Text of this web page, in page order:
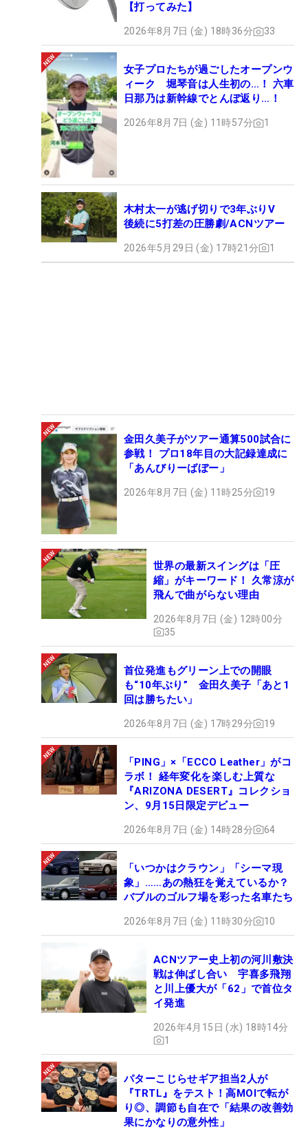
【打ってみた】
2026年8月7日 (金) 18時36分 33
女子プロたちが過ごしたオープンウ
ィーク 堀琴音は人生初の…！ 六車
日那乃は新幹線でとんぼ返り…！
2026年8月7日 (金) 11時57分 1
木村太一が逃げ切りで3年ぶりV
後続に5打差の圧勝劇/ACNツアー
2026年5月29日 (金) 17時21分 1
金田久美子がツアー通算500試合に
参戦！ プロ18年目の大記録達成に
「あんびりーばぼー」
2026年8月7日 (金) 11時25分 19
世界の最新スイングは「圧
縮」がキーワード！ 久常涼が
飛んで曲がらない理由
2026年8月7日 (金) 12時00分
35
首位発進もグリーン上での開眼
も“10年ぶり” 金田久美子「あと1
回は勝ちたい」
2026年8月7日 (金) 17時29分 19
「PING」×「ECCO Leather」がコ
ラボ！ 経年変化を楽しむ上質な
『ARIZONA DESERT』コレクショ
ン、9月15日限定デビュー
2026年8月7日 (金) 14時28分 64
「いつかはクラウン」「シーマ現
象」……あの熱狂を覚えているか？
バブルのゴルフ場を彩った名車たち
2026年8月7日 (金) 11時30分 10
ACNツアー史上初の河川敷決
戦は伸ばし合い 宇喜多飛翔
と川上優大が「62」で首位タ
イ発進
2026年4月15日 (水) 18時14分
1
パターこじらせギア担当2人が
『TRTL』をテスト！高MOIで転が
り◎、調節も自在で「結果の改善効
果にかなりの意外性」